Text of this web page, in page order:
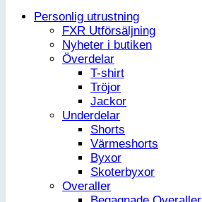
Personlig utrustning
FXR Utförsäljning
Nyheter i butiken
Överdelar
T-shirt
Tröjor
Jackor
Underdelar
Shorts
Värmeshorts
Byxor
Skoterbyxor
Overaller